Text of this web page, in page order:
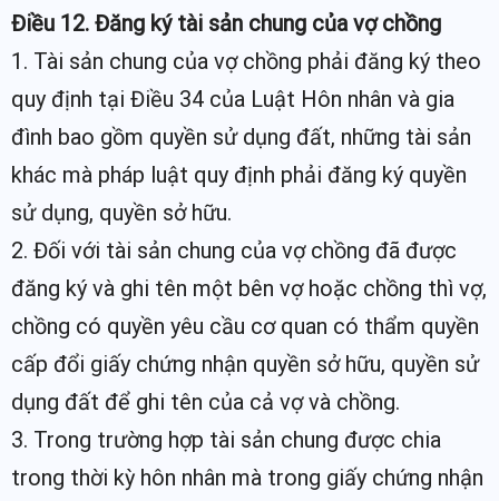
Điều 12. Đăng ký tài sản chung của vợ chồng
1. Tài sản chung của vợ chồng phải đăng ký theo
quy định tại Điều 34 của Luật Hôn nhân và gia
đình bao gồm quyền sử dụng đất, những tài sản
khác mà pháp luật quy định phải đăng ký quyền
sử dụng, quyền sở hữu.
2. Đối với tài sản chung của vợ chồng đã được
đăng ký và ghi tên một bên vợ hoặc chồng thì vợ,
chồng có quyền yêu cầu cơ quan có thẩm quyền
cấp đổi giấy chứng nhận quyền sở hữu, quyền sử
dụng đất để ghi tên của cả vợ và chồng.
3. Trong trường hợp tài sản chung được chia
trong thời kỳ hôn nhân mà trong giấy chứng nhận